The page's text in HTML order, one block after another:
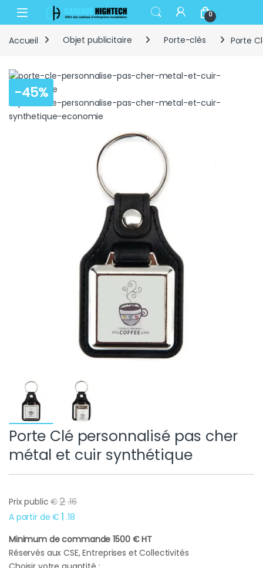
Skip to navigation
Skip to content
Open 0
Accueil Objet publicitaire Porte-clés Porte
-45%
Porte Clé personnalisé pas cher
métal et cuir synthétique
Prix public €2.16
A partir de € 1 .18
Minimum de commande 1500 € HT
Réservés aux CSE, Entreprises et Collectivités